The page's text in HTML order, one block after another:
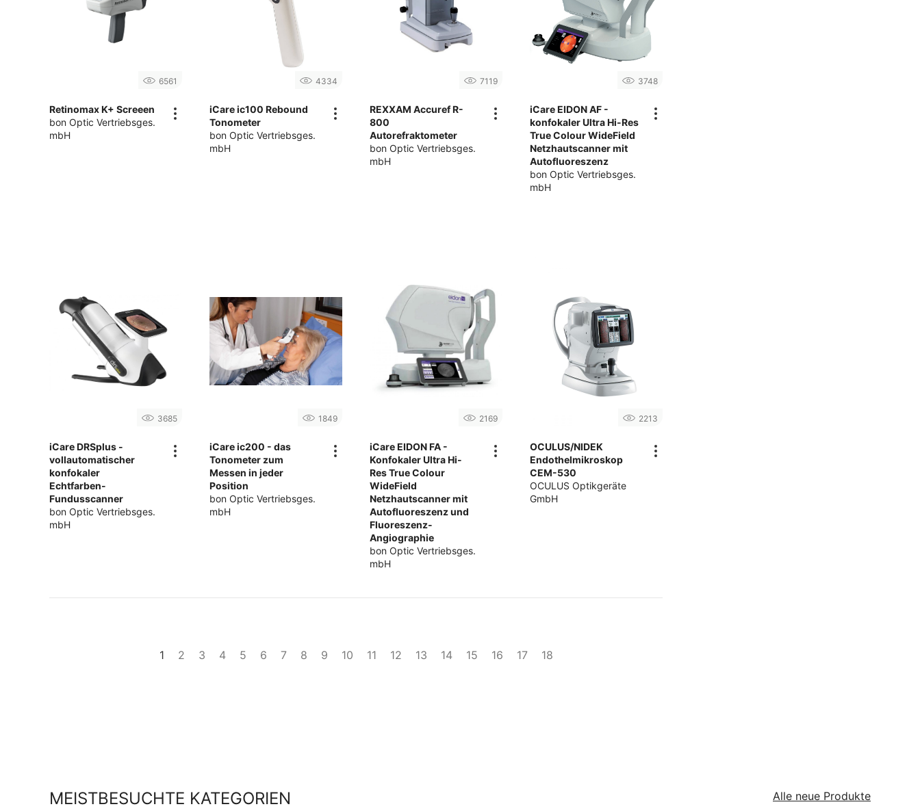
6561
Retinomax K+ Screeen
bon Optic Vertriebsges.
mbH
4334
iCare ic100 Rebound
Tonometer
bon Optic Vertriebsges.
mbH
7119
REXXAM Accuref R-
800
Autorefraktometer
bon Optic Vertriebsges.
mbH
3748
iCare EIDON AF -
konfokaler Ultra Hi-Res
True Colour WideField
Netzhautscanner mit
Autofluoreszenz
bon Optic Vertriebsges.
mbH
3685
iCare DRSplus -
vollautomatischer
konfokaler
Echtfarben-
Fundusscanner
bon Optic Vertriebsges.
mbH
1849
iCare ic200 - das
Tonometer zum
Messen in jeder
Position
bon Optic Vertriebsges.
mbH
2169
iCare EIDON FA -
Konfokaler Ultra Hi-
Res True Colour
WideField
Netzhautscanner mit
Autofluoreszenz und
Fluoreszenz-
Angiographie
bon Optic Vertriebsges.
mbH
2213
OCULUS/NIDEK
Endothelmikroskop
CEM-530
OCULUS Optikgeräte
GmbH
1 2 3 4 5 6 7 8 9 10 11 12 13 14 15 16 17 18
MEISTBESUCHTE KATEGORIEN Alle neue Produkte